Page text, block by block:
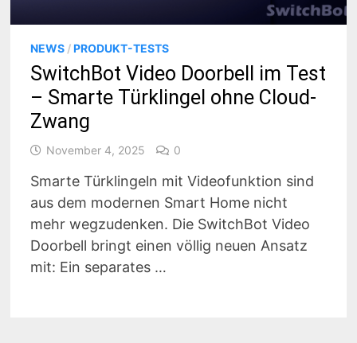
NEWS /PRODUKT-TESTS
SwitchBot Video Doorbell im Test
– Smarte Türklingel ohne Cloud-
Zwang
November 4, 2025 0
Smarte Türklingeln mit Videofunktion sind
aus dem modernen Smart Home nicht
mehr wegzudenken. Die SwitchBot Video
Doorbell bringt einen völlig neuen Ansatz
mit: Ein separates …